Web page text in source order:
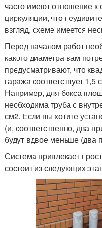
часто имеют отношение к
циркуляции, что
взгляд, схеме имеется
Перед началом работ
какого диаметра вам
предусматривают, что
гаража соответствует
Например, для бокса
необходима труба с
см2. Если вы хотите
(и, соответственно, два
будут вдвое меньше (два
Система привлекает
состоит из следующих